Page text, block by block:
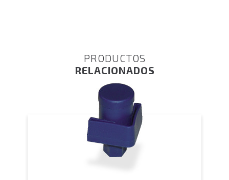
PRODUCTOS
RELACIONADOS